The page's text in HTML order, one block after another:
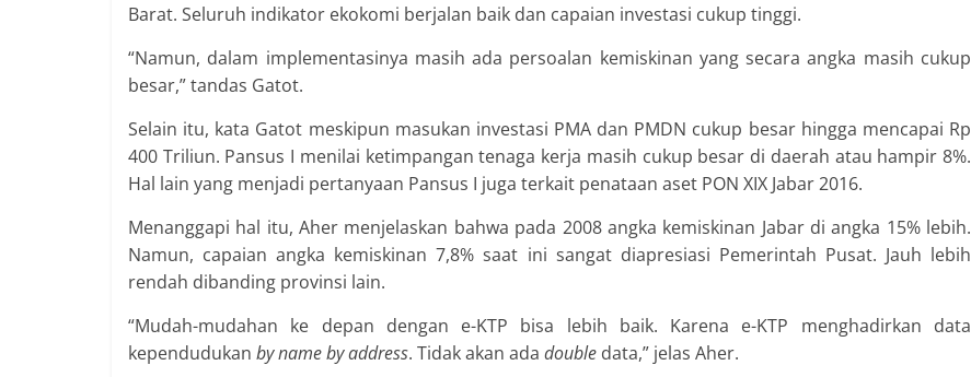
Barat. Seluruh indikator ekokomi berjalan baik dan capaian investasi cukup tinggi.
“Namun, dalam implementasinya masih ada persoalan kemiskinan yang secara angka masih cukup
besar,” tandas Gatot.
Selain itu, kata Gatot meskipun masukan investasi PMA dan PMDN cukup besar hingga mencapai Rp
400 Triliun. Pansus I menilai ketimpangan tenaga kerja masih cukup besar di daerah atau hampir 8%.
Hal lain yang menjadi pertanyaan Pansus I juga terkait penataan aset PON XIX Jabar 2016.
Menanggapi hal itu, Aher menjelaskan bahwa pada 2008 angka kemiskinan Jabar di angka 15% lebih.
Namun, capaian angka kemiskinan 7,8% saat ini sangat diapresiasi Pemerintah Pusat. Jauh lebih
rendah dibanding provinsi lain.
“Mudah-mudahan ke depan dengan e-KTP bisa lebih baik. Karena e-KTP menghadirkan data
kependudukan by name by address. Tidak akan ada double data,” jelas Aher.